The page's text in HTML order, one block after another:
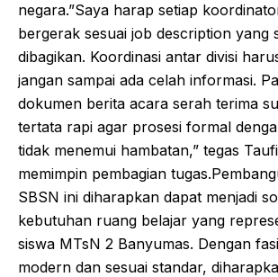
negara.”Saya harap setiap
bergerak sesuai job description yang
dibagikan. Koordinasi antar divisi
jangan sampai ada celah informasi.
dokumen berita acara serah terima
tertata rapi agar prosesi formal
tidak menemui hambatan,” tegas
memimpin pembagian
SBSN ini diharapkan dapat menjadi
kebutuhan ruang belajar yang
siswa MTsN 2 Banyumas. Dengan
modern dan sesuai standar,